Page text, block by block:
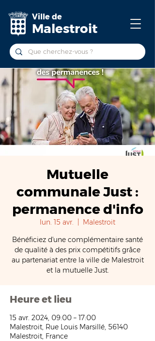
Ville de
Malestroit
Mutuelle
communale Just :
permanence d'info
lun. 15 avr.
Malestroit
Bénéficiez d'une complémentaire santé
de qualité à des prix compétitifs grâce
au partenariat entre la ville de Malestroit
et la mutuelle Just.
Heure et lieu
15 avr. 2024, 09:00 – 17:00
Malestroit, Rue Louis Marsillé, 56140
Malestroit, France